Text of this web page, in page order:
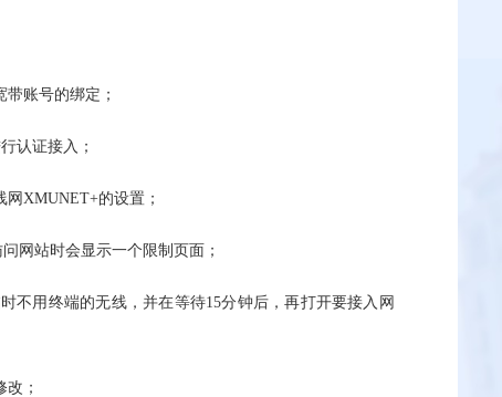
带账号的绑定；
认证接入；
XMUNET+的设置；
网站时会显示一个限制页面；
不用终端的无线，并在等待15分钟后，再打开要接入网
；